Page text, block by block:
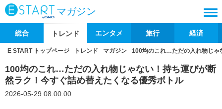
マガジン
総合 トレンド エンタメ 旅行 経済
E START トップページ トレンド マガジン 100均のこれ…ただの入れ物じゃ
100均のこれ…ただの入れ物じゃない！持ち運びが断
然ラク！今すぐ詰め替えたくなる優秀ボトル
2026-05-29 08:00:00